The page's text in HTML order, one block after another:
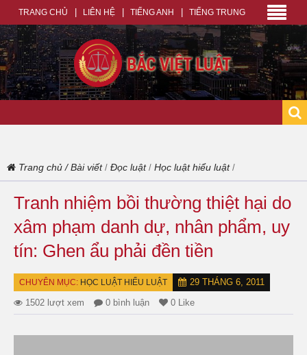
TRANG CHỦ LIÊN HỆ TIẾNG ANH TIẾNG TRUNG
Trang chủ /Bài viết/ Đọc luật/ Học luật hiểu luật/
Tranh nhiệm bồi thường thiệt hại do
xâm phạm danh dự, nhân phẩm, uy
tín: Ghen ẩu phải đền tiền
CHUYÊN MỤC: HỌC LUẬT HIỂU LUẬT
29 THÁNG 6, 2011
1502 lượt xem
0 bình luận 0 Like